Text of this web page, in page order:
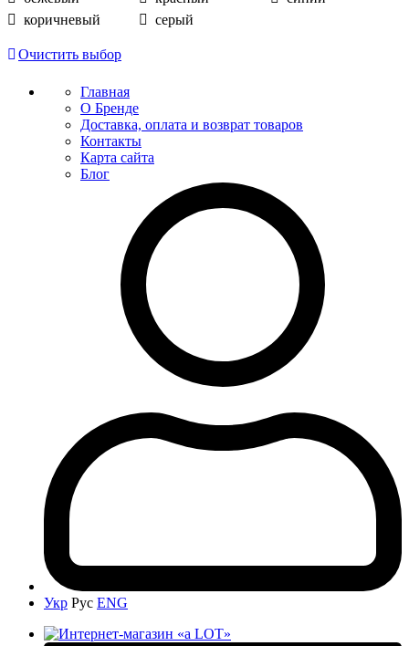
коричневый
серый
Очистить выбор
Главная
О Бренде
Доставка, оплата и возврат товаров
Контакты
Карта сайта
Блог
Укр Рус ENG